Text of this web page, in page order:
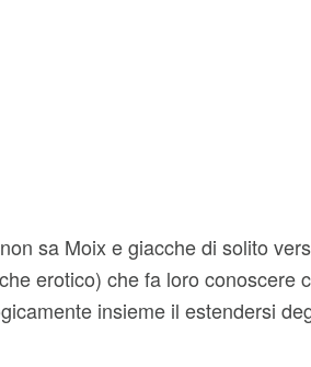
sa Moix e giacche di solito
erotico) che fa loro conoscere
insieme il estendersi